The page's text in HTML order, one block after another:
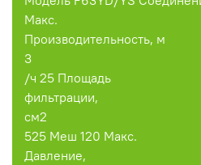
Макс.
Производительность, м
3
/ч 25 Площадь
фильтрации,
см2
525 Меш 120 Макс.
Давление,